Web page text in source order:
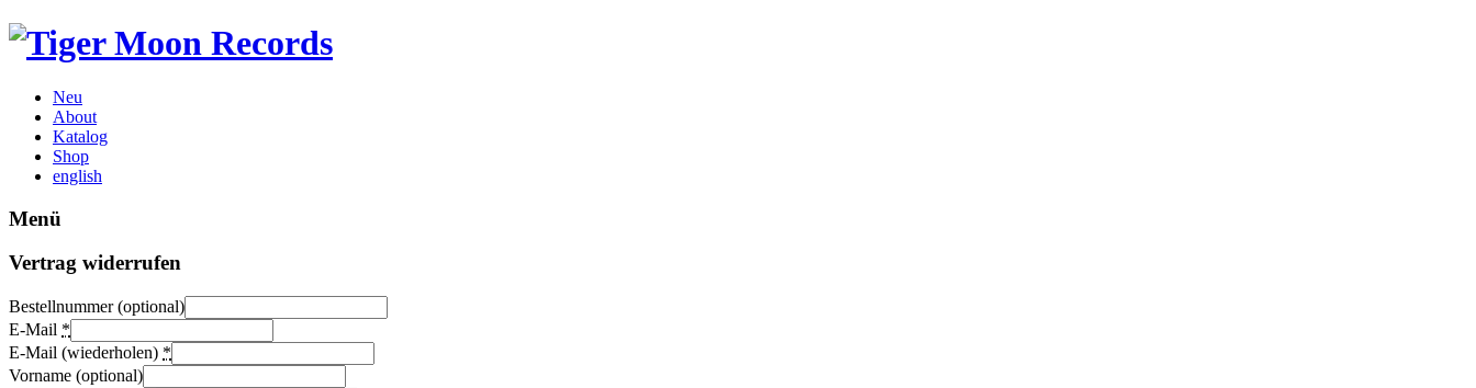
Neu
About
Katalog
Shop
english
Menü
Vertrag widerrufen
Bestellnummer(optional)
E-Mail *
E-Mail (wiederholen) *
Vorname (optional)